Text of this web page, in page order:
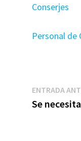
Conserjes
Personal de
de
ENTRADA
Se